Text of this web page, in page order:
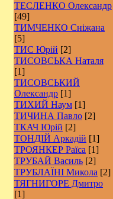
ТЕСЛЕНКО Олександр
[49]
ТИМЧЕНКО Сніжана
[5]
ТИС Юрій [2]
ТИСОВСЬКА Наталя
[1]
ТИСОВСЬКИЙ
Олександр [1]
ТИХИЙ Наум [1]
ТИЧИНА Павло [2]
ТКАЧ Юрій [2]
ТОНДІЙ Аркадій [1]
ТРОЯНКЕР Раїса [1]
ТРУБАЙ Василь [2]
ТРУБЛАЇНІ Микола [2]
ТЯГНИГОРЕ Дмитро
[1]